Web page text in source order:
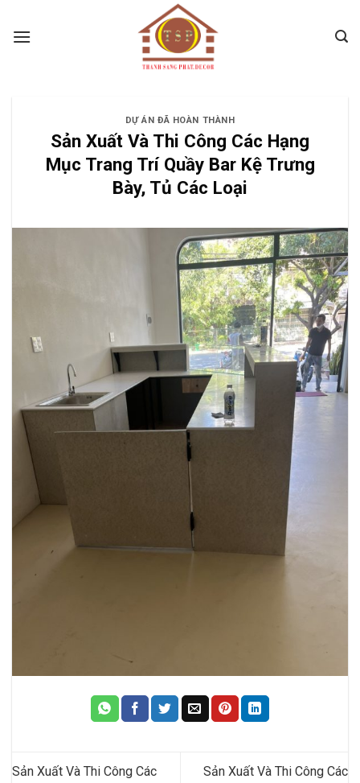
DỰ ÁN ĐÃ HOÀN THÀNH
Sản Xuất Và Thi Công Các Hạng
Mục Trang Trí Quầy Bar Kệ Trưng
Bày, Tủ Các Loại
Sản Xuất Và Thi Công Các
Sản Xuất Và Thi Công Các